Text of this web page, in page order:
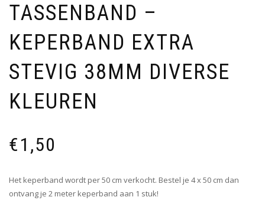
TASSENBAND –
KEPERBAND EXTRA
STEVIG 38MM DIVERSE
KLEUREN
€1,50
Het keperband wordt per 50 cm verkocht. Bestel je 4 x 50 cm dan
ontvang je 2 meter keperband aan 1 stuk!